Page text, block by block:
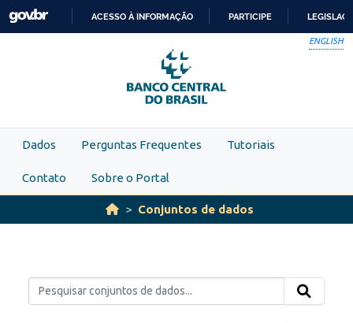
Skip to main content
PARA
O
CONTEÚDO
ACESSO À INFORMAÇÃO PARTICIPE
ENGLISH
Dados Perguntas Frequentes Tutoriais
Contato Sobre o Portal
Conjuntos de dados